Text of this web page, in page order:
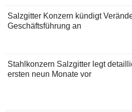
Salzgitter Konzern kündigt
Geschäftsführung an
Stahlkonzern Salzgitter legt
ersten neun Monate vor